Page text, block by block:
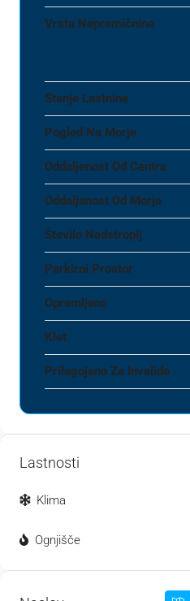
Vrsta Nepremičnine
Stanje Lastnine
Pogled Na Morje
Oddaljenost Od Centra
Oddaljenost Od Morja
Število Nadstropij
Parkirni Prostor
Opremljeno
Klet
Prilagojeno Za Invalide
Lastnosti
Klima
Ognjišče